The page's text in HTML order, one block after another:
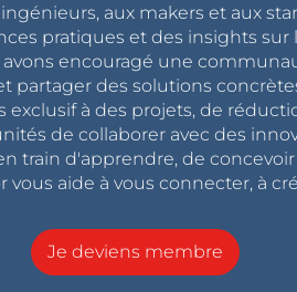
aux makers et aux
pratiques et des insights sur
avons encouragé une
partager des solutions
exclusif à des projets, de
de collaborer avec des
train d'apprendre, de
vous aide à vous connecter, à
Je deviens membre